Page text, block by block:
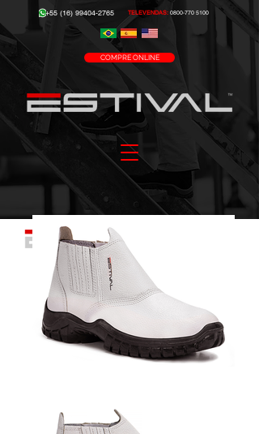
+55 (16) 99404-2765 TELEVENDAS: 0800-770 5100
COMPRE ONLINE